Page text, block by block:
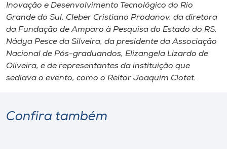
Selecione
o idioma
A+
A-
Inovação e Desenvolvimento Tecnológico do Rio
Grande do Sul, Cleber Cristiano Prodanov, da diretora
da Fundação de Amparo à Pesquisa do Estado do RS,
Nádya Pesce da Silveira, da presidente da Associação
Nacional de Pós-graduandos, Elizangela Lizardo de
Oliveira, e de representantes da instituição que
sediava o evento, como o Reitor Joaquim Clotet.
Confira também